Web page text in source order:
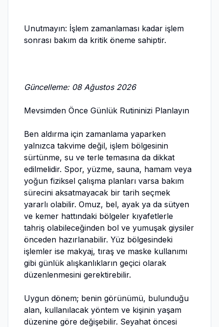
Unutmayın: İşlem zamanlaması kadar işlem
sonrası bakım da kritik öneme sahiptir.
Güncelleme: 08 Ağustos 2026
Mevsimden Önce Günlük Rutininizi Planlayın
Ben aldırma için zamanlama yaparken
yalnızca takvime değil, işlem bölgesinin
sürtünme, su ve terle temasına da dikkat
edilmelidir. Spor, yüzme, sauna, hamam veya
yoğun fiziksel çalışma planları varsa bakım
sürecini aksatmayacak bir tarih seçmek
yararlı olabilir. Omuz, bel, ayak ya da sütyen
ve kemer hattındaki bölgeler kıyafetlerle
tahriş olabileceğinden bol ve yumuşak giysiler
önceden hazırlanabilir. Yüz bölgesindeki
işlemler ise makyaj, tıraş ve maske kullanımı
gibi günlük alışkanlıkların geçici olarak
düzenlenmesini gerektirebilir.
Uygun dönem; benin görünümü, bulunduğu
alan, kullanılacak yöntem ve kişinin yaşam
düzenine göre değişebilir. Seyahat öncesi